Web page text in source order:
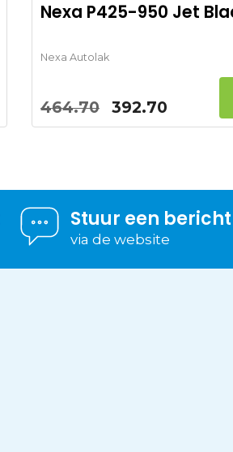
Nexa P425-950 Jet
Nexa Autolak
464.70
prijs
392.70
prijs
Stuur een bericht
via de website